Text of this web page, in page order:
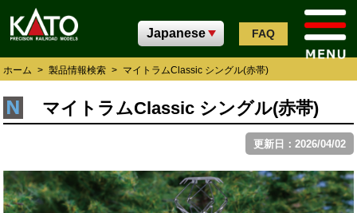
FAQ
ホーム > 製品情報検索 > マイトラムClassic シングル(赤帯)
マイトラムClassic シングル(赤帯)
更新日：2026/04/02